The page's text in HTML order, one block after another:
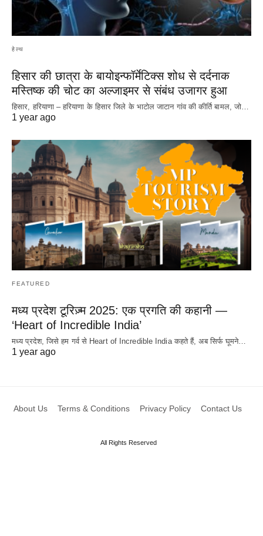
हेल्थ
हिसार की छात्रा के बायोइन्फॉर्मेटिक्स शोध से दर्दनाक
मस्तिष्क की चोट का अल्जाइमर से संबंध उजागर हुआ
हिसार, हरियाणा – हरियाणा के हिसार जिले के भाटोल जाटान गांव की कीर्ति बामल, जो…
1 year ago
FEATURED
मध्य प्रदेश टूरिज़्म 2025: एक प्रगति की कहानी —
‘Heart of Incredible India’
मध्य प्रदेश, जिसे हम गर्व से Heart of Incredible India कहते हैं, अब सिर्फ घूमने…
1 year ago
About Us Terms & Conditions Privacy Policy Contact Us
All Rights Reserved